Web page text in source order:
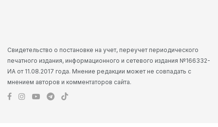
Свидетельство о постановке на учет, переучет периодического
печатного издания, информационного и сетевого издания №166332-
ИА от 11.08.2017 года. Мнение редакции может не совпадать с
мнением авторов и комментаторов сайта.